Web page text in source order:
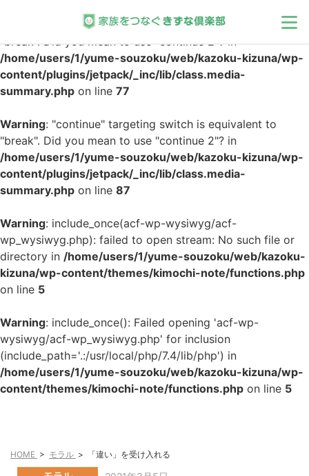
: "continue" targeting switch is equivalent to
"break". Did you mean to use "continue 2"? in
/home/users/1/yume-souzoku/web/kazoku-kizuna/wp-
content/plugins/jetpack/_inc/lib/class.media-
summary.php on line 77
Warning: "continue" targeting switch is equivalent to
"break". Did you mean to use "continue 2"? in
/home/users/1/yume-souzoku/web/kazoku-kizuna/wp-
content/plugins/jetpack/_inc/lib/class.media-
summary.php on line 87
Warning: include_once(acf-wp-wysiwyg/acf-
wp_wysiwyg.php): failed to open stream: No such file or
directory in /home/users/1/yume-souzoku/web/kazoku-
kizuna/wp-content/themes/kimochi-note/functions.php
on line 5
Warning: include_once(): Failed opening 'acf-wp-
wysiwyg/acf-wp_wysiwyg.php' for inclusion
(include_path='.:/usr/local/php/7.4/lib/php') in
/home/users/1/yume-souzoku/web/kazoku-kizuna/wp-
content/themes/kimochi-note/functions.php on line 5
家族
介護
メンタル
モラル
インタビュー
公募
HOME > モラル > 「違い」を受け入れる